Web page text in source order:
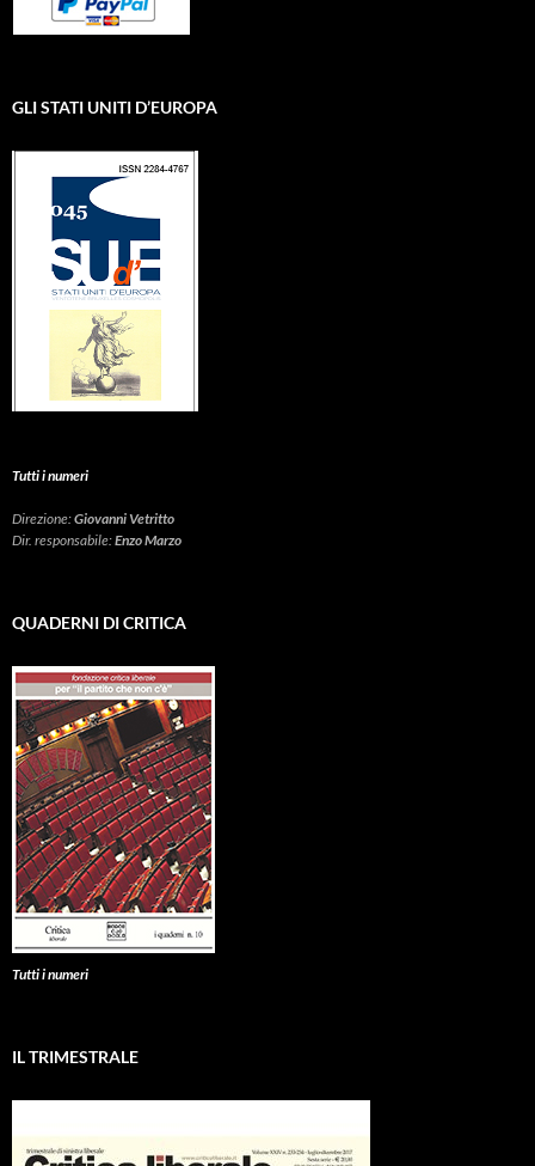
GLI STATI UNITI D’EUROPA
Tutti i numeri
Direzione:Giovanni Vetritto
Dir. responsabile:Enzo Marzo
QUADERNI DI CRITICA
Tutti i numeri
IL TRIMESTRALE